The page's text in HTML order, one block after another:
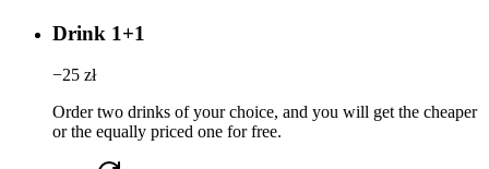
Drink 1+1
−25 zł
Order two drinks of your choice, and you will get the cheaper
or the equally priced one for free.